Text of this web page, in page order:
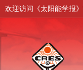
欢迎访问《太阳能学报